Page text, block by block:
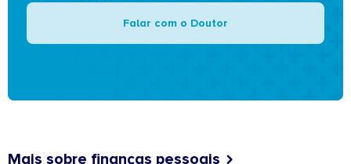
Falar com o Doutor
Mais sobre finanças pessoais